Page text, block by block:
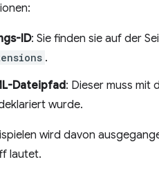
ID: Sie finden sie auf der
.
Dateipfad: Dieser muss mit
wurde.
wird davon
lautet.